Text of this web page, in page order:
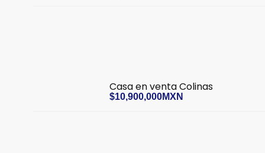
Casa en venta Colinas
$10,900,000MXN